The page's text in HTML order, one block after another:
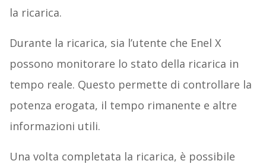
la ricarica.
Durante la ricarica, sia l’utente che Enel X
possono monitorare lo stato della ricarica in
tempo reale. Questo permette di controllare la
potenza erogata, il tempo rimanente e altre
informazioni utili.
Una volta completata la ricarica, è possibile